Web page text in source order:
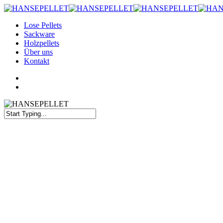
Skip
main
content
Menu
Lose Pellets
Sackware
Holzpellets
Über uns
Kontakt